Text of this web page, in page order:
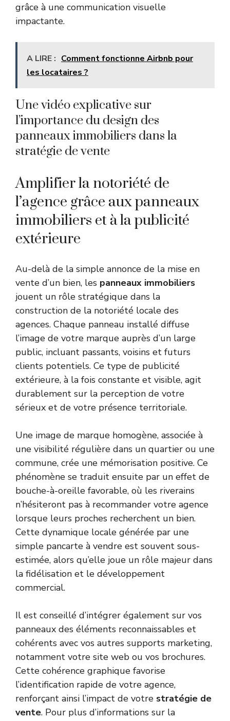
grâce à une communication visuelle
impactante.
A LIRE : Comment fonctionne Airbnb pour
les locataires ?
Une vidéo explicative sur
l’importance du design des
panneaux immobiliers dans la
stratégie de vente
Amplifier la notoriété de
l’agence grâce aux panneaux
immobiliers et à la publicité
extérieure
Au-delà de la simple annonce de la mise en
vente d’un bien, les panneaux immobiliers
jouent un rôle stratégique dans la
construction de la notoriété locale des
agences. Chaque panneau installé diffuse
l’image de votre marque auprès d’un large
public, incluant passants, voisins et futurs
clients potentiels. Ce type de publicité
extérieure, à la fois constante et visible, agit
durablement sur la perception de votre
sérieux et de votre présence territoriale.
Une image de marque homogène, associée à
une visibilité régulière dans un quartier ou une
commune, crée une mémorisation positive. Ce
phénomène se traduit ensuite par un effet de
bouche-à-oreille favorable, où les riverains
n’hésiteront pas à recommander votre agence
lorsque leurs proches recherchent un bien.
Cette dynamique locale générée par une
simple pancarte à vendre est souvent sous-
estimée, alors qu’elle joue un rôle majeur dans
la fidélisation et le développement
commercial.
Il est conseillé d’intégrer également sur vos
panneaux des éléments reconnaissables et
cohérents avec vos autres supports marketing,
notamment votre site web ou vos brochures.
Cette cohérence graphique favorise
l’identification rapide de votre agence,
renforçant ainsi l’impact de votre stratégie de
vente. Pour plus d’informations sur la